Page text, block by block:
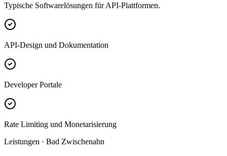
Typische Softwarelösungen für API-Plattformen.
API-Design und Dokumentation
Developer Portale
Rate Limiting und Monetarisierung
Leistungen · Bad Zwischenahn